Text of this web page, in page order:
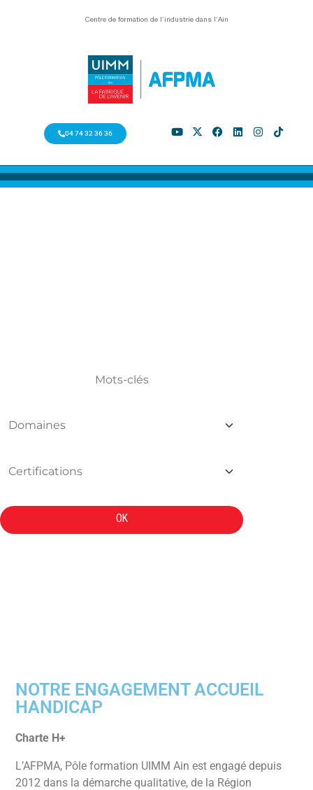
Centre de formation de l’industrie dans l’Ain
04 74 32 36 36
OK
NOTRE ENGAGEMENT ACCUEIL
HANDICAP
Charte H+
L’AFPMA, Pôle formation UIMM Ain est engagé depuis
2012 dans la démarche qualitative, de la Région